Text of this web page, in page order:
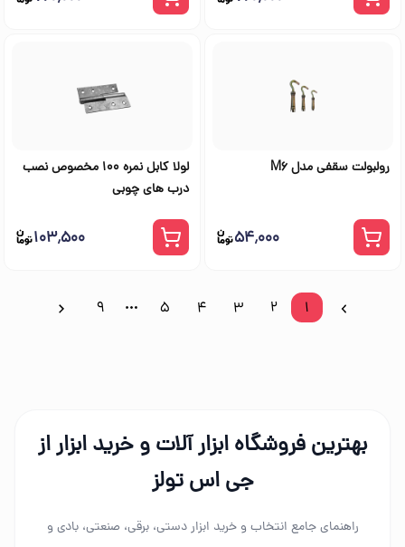
رولبولت سقفی مدل M6
۵۴٬۰۰۰
لولا کابل نمره 100 مخصوص نصب
درب های چوبی
۱۰۳٬۵۰۰
1
2
3
4
5
9
بهترین فروشگاه ابزار آلات و خرید ابزار از
جی اس تولز
راهنمای جامع انتخاب و خرید ابزار دستی، برقی، صنعتی، بادی و